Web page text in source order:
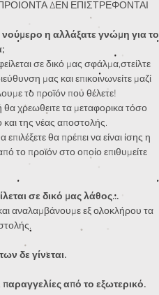
ΔΕΝ ΕΠΙΣΤΡΕΦΟΝΤΑΙ
η αλλάξατε γνώμη για το
σε δικό μας σφάλμα,στείλτε
μας και επικοινωνείτε μαζί
το προϊόν που θέλετε!
χρεωθειτε τα μεταφορικα τόσο
της νέας αποστολής.
θα πρέπει να είναι ίσης η
το προϊόν στο οποίο επιθυμείτε
σε δικό μας λάθος...
αναλαμβάνουμε εξ ολοκλήρου τα
δε γίνεται.
παραγγελίες από το εξωτερικό.